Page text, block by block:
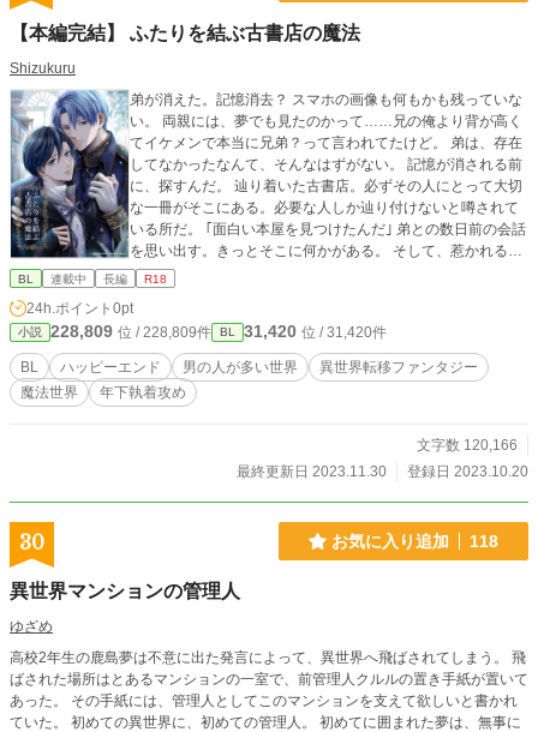
【本編完結】 ふたりを結ぶ古書店の魔法
Shizukuru
弟が消えた。記憶消去？ スマホの画像も何もかも残っていな
い。 両親には、夢でも見たのかって……兄の俺より背が高く
てイケメンで本当に兄弟？って言われてたけど。 弟は、存在
してなかったなんて、そんなはずがない。 記憶が消される前
に、探すんだ。 辿り着いた古書店。必ずその人にとって大切
な一冊がそこにある。必要な人しか辿り付けないと噂されて
いる所だ。 ｢面白い本屋を見つけたんだ｣ 弟との数日前の会話
を思い出す。きっとそこに何かがある。 そして、惹かれるま
まに一冊の本を手にした。登場人物紹介には、美形の魔法騎
聖女に攻略されるかもしれない、そんなの嫌だ。 ごめん。父
さん母さん。戻れないかも知れない。それでも、あいつの所
へ行きたいんだ。 本を抱きしめて願う。神様お願い、弟を取
り戻したい。 本だけ残して……時砂琥珀は姿を消した。 年下
魔法騎士(元弟)×神使？(元兄) 微R・Rは※印を念の為につけま
BL 連載中 長編 R18
24h.ポイント 0pt
小説 228,809 位 / 228,809件 BL 31,420 位 / 31,420件
BL ハッピーエンド 男の人が多い世界
異世界転移ファンタジー
魔法世界
年下執着攻め
文字数 120,166
最終更新日 2023.11.30
登録日 2023.10.20
30 お気に入り追加 118
異世界マンションの管理人
ゆざめ
高校2年生の鹿島夢は不意に出た発言によって、異世界へ飛ばされてしまう。 飛
ばされた場所はとあるマンションの一室で、前管理人クルルの置き手紙が置いて
あった。 その手紙には、管理人としてこのマンションを支えて欲しいと書かれ
ていた。 初めての異世界に、初めての管理人。 初めてに囲まれた夢は、無事に